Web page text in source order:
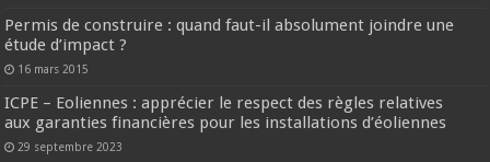
Permis de construire : quand faut-il absolument joindre une
étude d’impact ?
16 mars 2015
ICPE – Eoliennes : apprécier le respect des règles relatives
aux garanties financières pour les installations d’éoliennes
29 septembre 2023